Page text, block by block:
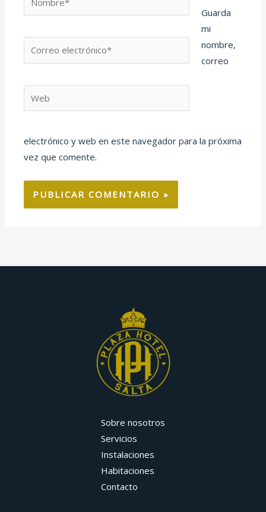
electrónico*
Guarda
mi
nombre,
correo
electrónico y web en este navegador para la próxima
vez que comente.
Sobre nosotros
Servicios
Instalaciones
Habitaciones
Contacto